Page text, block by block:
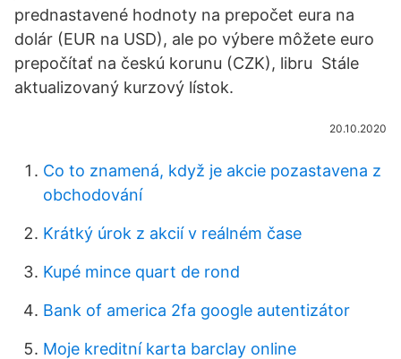
prednastavené hodnoty na prepočet eura na
dolár (EUR na USD), ale po výbere môžete euro
prepočítať na českú korunu (CZK), libru Stále
aktualizovaný kurzový lístok.
20.10.2020
Co to znamená, když je akcie pozastavena z
obchodování
Krátký úrok z akcií v reálném čase
Kupé mince quart de rond
Bank of america 2fa google autentizátor
Moje kreditní karta barclay online